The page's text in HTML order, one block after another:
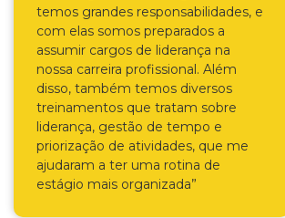
temos grandes responsabilidades, e
com elas somos preparados a
assumir cargos de liderança na
nossa carreira profissional. Além
disso, também temos diversos
treinamentos que tratam sobre
liderança, gestão de tempo e
priorização de atividades, que me
ajudaram a ter uma rotina de
estágio mais organizada”